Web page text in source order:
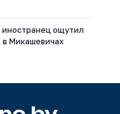
иностранец ощутил
Микашевичах